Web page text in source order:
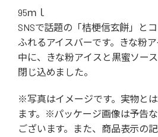
95ｍｌ
SNSで話題の「桔梗信玄餅」と
ふれるアイスバーです。きな粉
中に、きな粉アイスと黒蜜ソー
閉じ込めました。
※写真はイメージです。実物と
ます。※パッケージ画像は予告
ございます。また、商品表示の